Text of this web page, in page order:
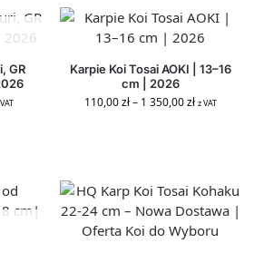
GR
Karpie Koi Tosai AOKI | 13–16
cm | 2026
110,00zł – 1 350,00zł z VAT